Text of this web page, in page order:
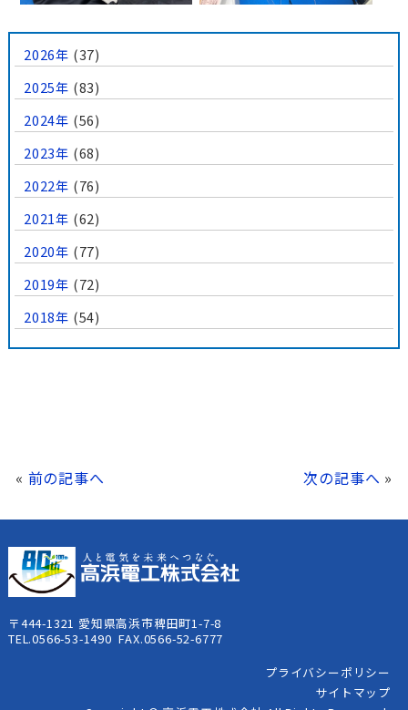
2026年 (37)
2025年 (83)
2024年 (56)
2023年 (68)
2022年 (76)
2021年 (62)
2020年 (77)
2019年 (72)
2018年 (54)
« 前の記事へ 次の記事へ »
〒444-1321 愛知県高浜市稗田町1-7-8
TEL.0566-53-1490 FAX.0566-52-6777
プライバシーポリシー
サイトマップ